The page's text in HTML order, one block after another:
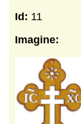
Id: 11
Imagine: